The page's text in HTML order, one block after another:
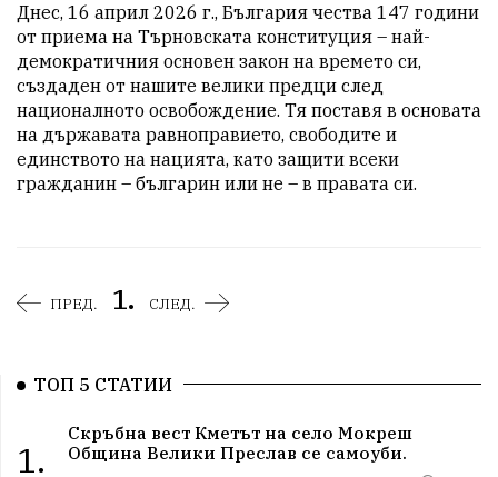
Днес, 16 април 2026 г., България чества 147 години
от приема на Търновската конституция – най-
демократичния основен закон на времето си,
създаден от нашите велики предци след
националното освобождение. Тя поставя в основата
на държавата равноправието, свободите и
единството на нацията, като защити всеки
гражданин – българин или не – в правата си.
ПРЕД. 1. СЛЕД.
ТОП 5 СТАТИИ
1.
Скръбна вест Кметът на село Мокреш
Община Велики Преслав се самоуби.